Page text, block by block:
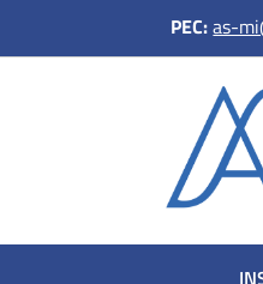
PEC:as-
HOME